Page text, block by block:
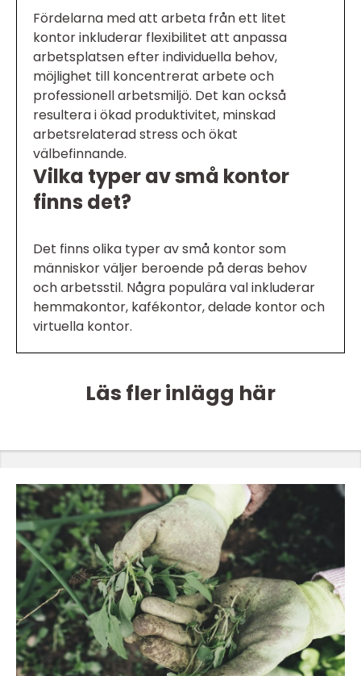
Fördelarna med att arbeta från ett litet
kontor inkluderar flexibilitet att anpassa
arbetsplatsen efter individuella behov,
möjlighet till koncentrerat arbete och
professionell arbetsmiljö. Det kan också
resultera i ökad produktivitet, minskad
arbetsrelaterad stress och ökat
välbefinnande.
Vilka typer av små kontor
finns det?
Det finns olika typer av små kontor som
människor väljer beroende på deras behov
och arbetsstil. Några populära val inkluderar
hemmakontor, kafékontor, delade kontor och
virtuella kontor.
Läs fler inlägg här